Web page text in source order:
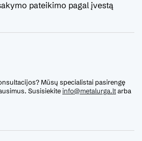
Mūsų specialistai pasirengę
Susisiekiteinfo@metalurga.ltarba
pateikimo pagal įvestą